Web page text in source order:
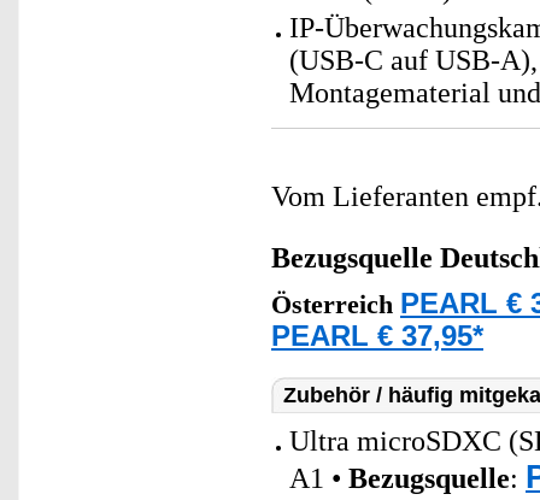
IP-
(USB-C auf USB-
Montagematerial
Vom Lieferanten
Bezugsquelle
Österreich PEARL €
PEARL € 37,95*
Zubehör / häufig
Ultra microSDXC
A1 • Bezugsquelle: